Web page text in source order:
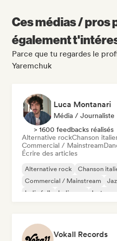
Ces médias / pros
également
Parce que tu regardes le
Yaremchuk
Luca Montanari
Média / Journaliste
> 1600 feedbacks réalisés
Alternative rockChanson
Commercial / Mainstream
Écrire des articles
Alternative rock
Chanson
Commercial / Mainstream
Indie folk
Indie pop
Vokall Records